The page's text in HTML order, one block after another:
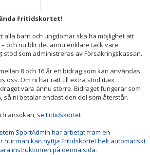
Fritidskortet!
alla barn och ungdomar ska ha möjlighet att
och nu blir det ännu enklare tack vare
stöd som administreras av Försäkringskassan.
8 och 16 år ett bidrag som kan användas
oss. Om ni har rätt till extra stöd (t.ex.
vara ännu större. Bidraget fungerar som
så ni betalar endast den del som återstår.
ansökan, se Fritidskortet
SportAdmin har arbetat fram en
hur man kan nyttja Fritidskortet helt automatiskt
instruktionen på denna sida.